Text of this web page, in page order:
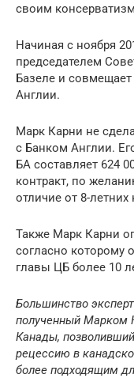
своим
Начиная с ноября
председателем
Базеле и совмещает
Англии.
Марк Карни не
с Банком Англии.
БА составляет 624
контракт, по
отличие от 8-
Также Марк Карни
согласно которому
главы ЦБ более 10
Большинство
полученный Марком
Канады,
рецессию в
более подходящим